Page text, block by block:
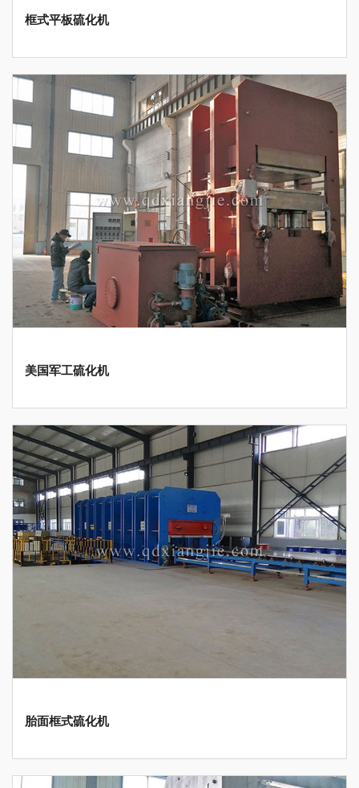
框式平板硫化机
美国军工硫化机
胎面框式硫化机